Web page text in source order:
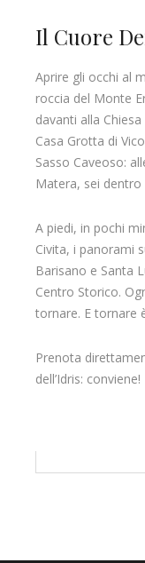
Il Cuore
Aprire gli occhi al
roccia del Monte
davanti alla
Casa Grotta di
Sasso Caveoso:
Matera, sei
A piedi, in pochi
Civita, i panorami
Barisano e Santa
Centro Storico.
tornare. E tornare
Prenota
dell’Idris: conviene!